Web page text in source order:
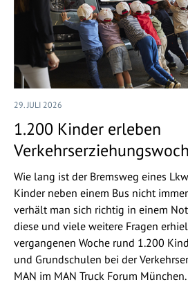
29. JULI 2026
1.200 Kinder erleben
Wie lang ist der Bremsweg eines
Kinder neben einem Bus nicht
verhält man sich richtig in einem
diese und viele weitere Fragen
vergangenen Woche rund 1.200
und Grundschulen bei der
MAN im MAN Truck Forum München.